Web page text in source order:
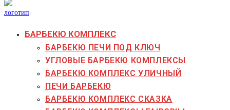
БАРБЕКЮ КОМПЛЕКС
БАРБЕКЮ ПЕЧИ ПОД КЛЮЧ
УГЛОВЫЕ БАРБЕКЮ КОМПЛЕКСЫ
БАРБЕКЮ КОМПЛЕКС УЛИЧНЫЙ
ПЕЧИ БАРБЕКЮ
БАРБЕКЮ КОМПЛЕКС СКАЗКА